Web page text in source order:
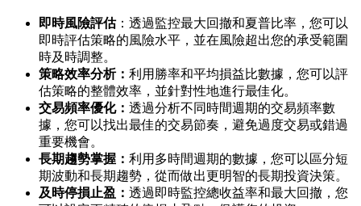
即時風險評估：透過監控最大回撤和夏普比率，您可以
即時評估策略的風險水平，並在風險超出您的承受範圍
時及時調整。
策略效率分析： 利用勝率和平均損益比數據，您可以評
估策略的整體效率，並針對性地進行最佳化。
交易頻率優化： 透過分析不同時間週期的交易頻率數
據，您可以找出最佳的交易節奏，避免過度交易或錯過
重要機會。
長期趨勢掌握： 利用多時間週期的數據，您可以區分短
期波動和長期趨勢，從而做出更明智的長期投資決策。
及時停損止盈： 透過即時監控總收益率和最大回撤，您